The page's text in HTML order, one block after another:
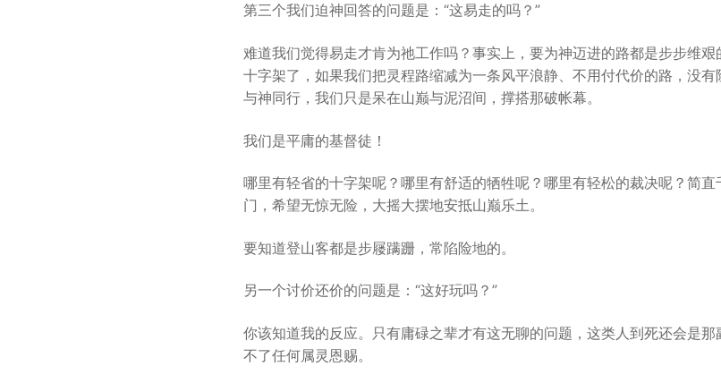
第三个我们迫神回答的问题是：“这易走的吗？”
难道我们觉得易走才肯为祂工作吗？事实上，要为神迈进的路都是步步维
十字架了，如果我们把灵程路缩减为一条风平浪静、不用付代价的路，没
与神同行，我们只是呆在山巅与泥沼间，撑搭那破帐幕。
我们是平庸的基督徒！
哪里有轻省的十字架呢？哪里有舒适的牺牲呢？哪里有轻松的裁决呢？简
门，希望无惊无险，大摇大摆地安抵山巅乐土。
要知道登山客都是步屦蹒跚，常陷险地的。
另一个讨价还价的问题是：“这好玩吗？”
你该知道我的反应。只有庸碌之辈才有这无聊的问题，这类人到死还会是
不了任何属灵恩赐。